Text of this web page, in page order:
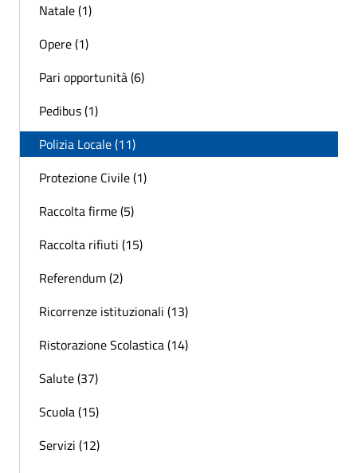
Natale (1)
Opere (1)
Pari opportunità (6)
Pedibus (1)
Polizia Locale (11)
Protezione Civile (1)
Raccolta firme (5)
Raccolta rifiuti (15)
Referendum (2)
Ricorrenze istituzionali (13)
Ristorazione Scolastica (14)
Salute (37)
Scuola (15)
Servizi (12)